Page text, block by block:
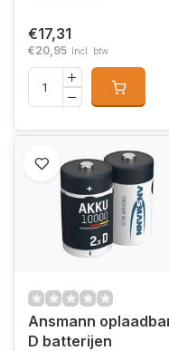
€17,31
€20,95 Incl. btw
Ansmann
D batterijen